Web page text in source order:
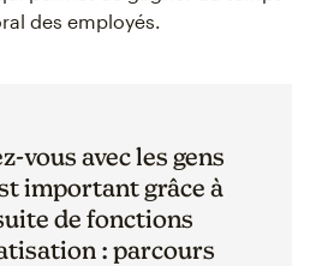
des employés.
vous avec les gens
important grâce à
de fonctions
: parcours